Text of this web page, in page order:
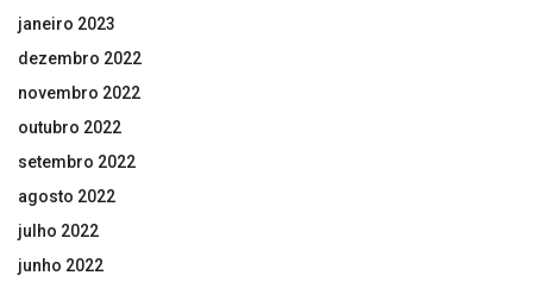
janeiro 2023
dezembro 2022
novembro 2022
outubro 2022
setembro 2022
agosto 2022
julho 2022
junho 2022